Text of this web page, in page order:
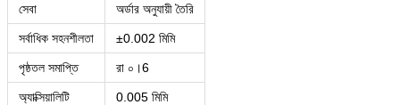
সেবা অর্ডার অনুযায়ী তৈরি
সর্বাধিক সহনশীলতা ±0.002 মিমি
পৃষ্ঠতল সমাপ্তি রা ০।6
অ্যাক্সিয়ালিটি 0.005 মিমি